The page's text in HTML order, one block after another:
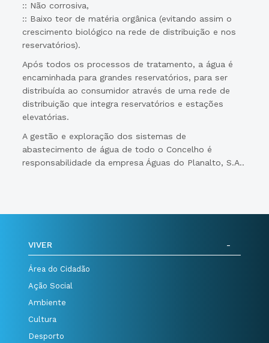
:: Não corrosiva,
:: Baixo teor de matéria orgânica (evitando assim o
crescimento biológico na rede de distribuição e nos
reservatórios).
Após todos os processos de tratamento, a água é
encaminhada para grandes reservatórios, para ser
distribuída ao consumidor através de uma rede de
distribuição que integra reservatórios e estações
elevatórias.
A gestão e exploração dos sistemas de
abastecimento de água de todo o Concelho é
responsabilidade da empresa Águas do Planalto, S.A..
VIVER
Área do Cidadão
Ação Social
Ambiente
Cultura
Desporto